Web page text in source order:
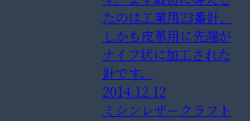
たのは工業用23番針、
しかも皮革用に先端が
ナイフ状に加工された
針です。
2014.12.12
ミシンレザークラフト